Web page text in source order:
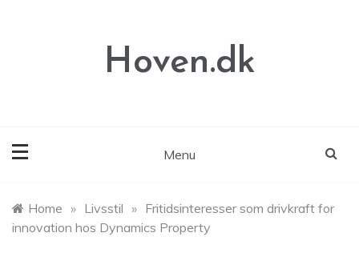
Hoven.dk
Menu
Home » Livsstil » Fritidsinteresser som drivkraft for
innovation hos Dynamics Property